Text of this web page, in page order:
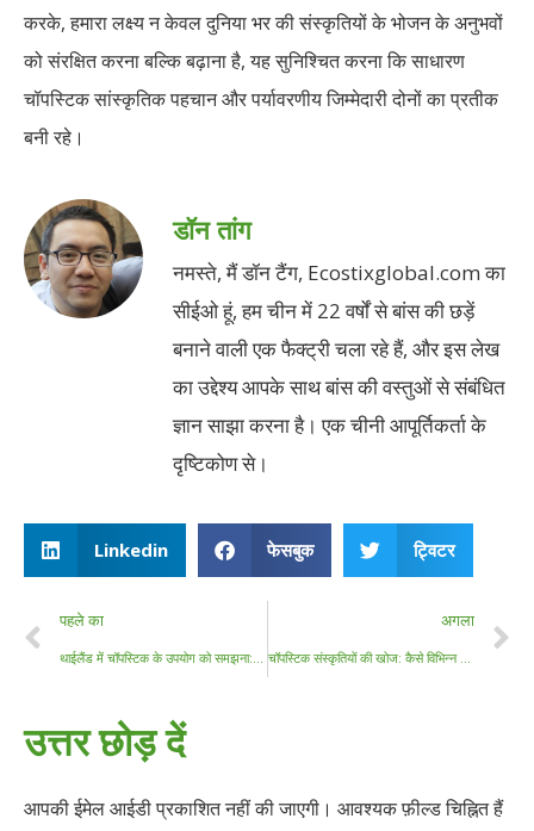
करके, हमारा लक्ष्य न केवल दुनिया भर की संस्कृतियों के भोजन के अनुभवों
को संरक्षित करना बल्कि बढ़ाना है, यह सुनिश्चित करना कि साधारण
चॉपस्टिक सांस्कृतिक पहचान और पर्यावरणीय जिम्मेदारी दोनों का प्रतीक
बनी रहे।
डॉन तांग
नमस्ते, मैं डॉन टैंग, Ecostixglobal.com का
सीईओ हूं, हम चीन में 22 वर्षों से बांस की छड़ें
बनाने वाली एक फैक्ट्री चला रहे हैं, और इस लेख
का उद्देश्य आपके साथ बांस की वस्तुओं से संबंधित
ज्ञान साझा करना है। एक चीनी आपूर्तिकर्ता के
दृष्टिकोण से।
Linkedin फेसबुक ट्विटर
पहले का अगला
उत्तर छोड़ दें
आपकी ईमेल आईडी प्रकाशित नहीं की जाएगी। आवश्यक फ़ील्ड चिह्नित हैं